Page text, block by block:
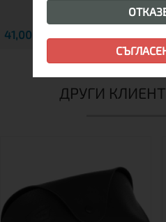
41,00 € / 80.19 лв.
ДРУГИ